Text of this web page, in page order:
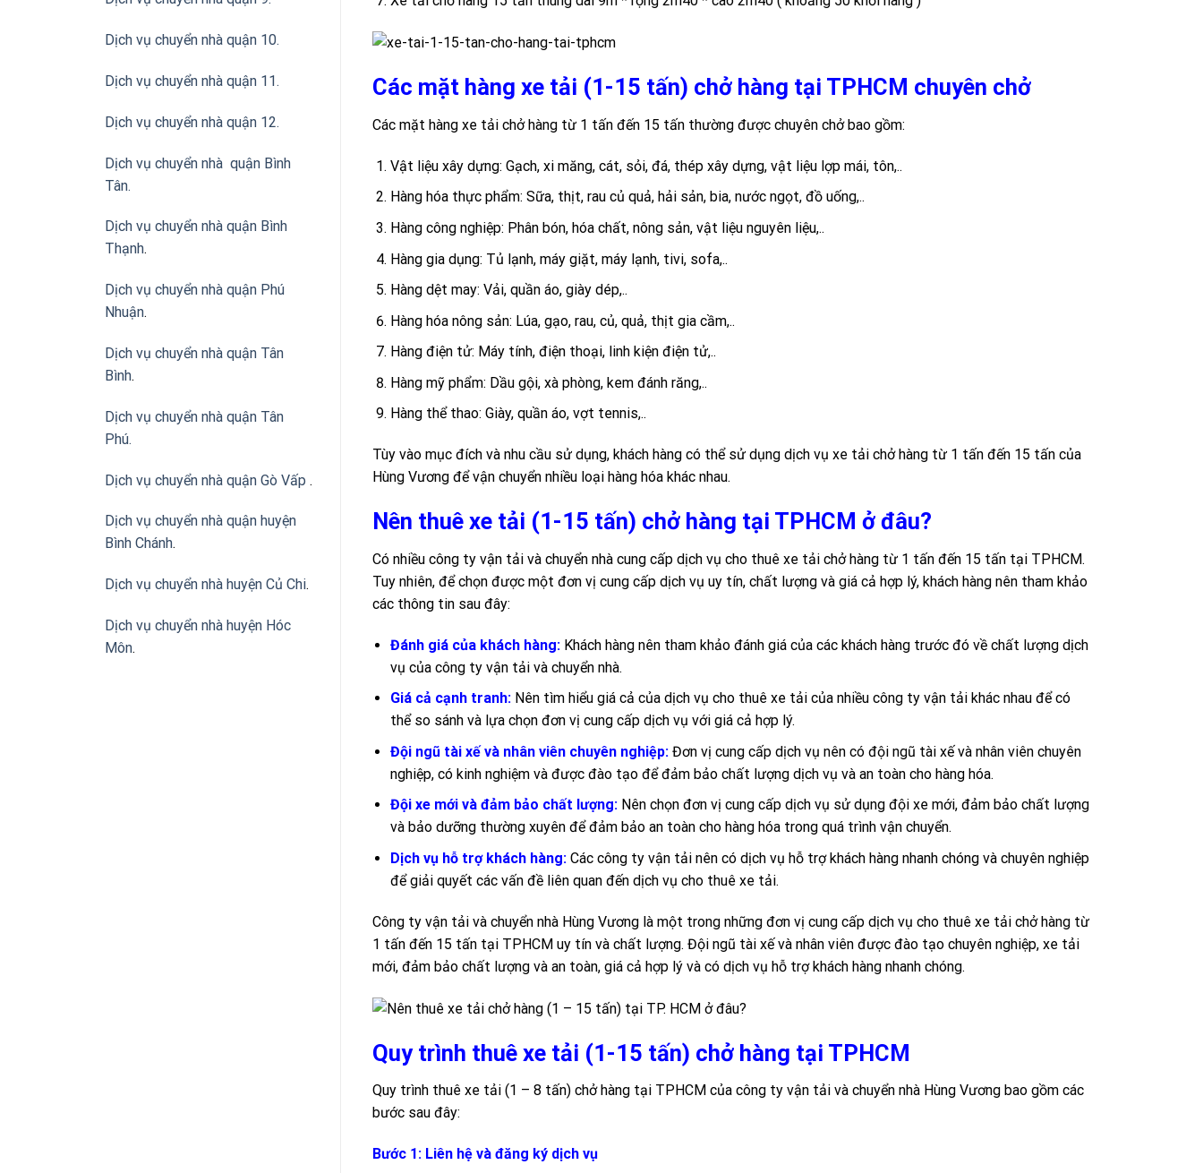
Dịch vụ chuyển nhà quận 10.
Dịch vụ chuyển nhà quận 11.
Dịch vụ chuyển nhà quận 12.
Dịch vụ chuyển nhà quận Bình
Tân.
Dịch vụ chuyển nhà quận Bình
Thạnh.
Dịch vụ chuyển nhà quận Phú
Nhuận.
Dịch vụ chuyển nhà quận Tân
Bình.
Dịch vụ chuyển nhà quận Tân
Phú.
Dịch vụ chuyển nhà quận Gò Vấp .
Dịch vụ chuyển nhà quận huyện
Bình Chánh.
Dịch vụ chuyển nhà huyện Củ Chi.
Dịch vụ chuyển nhà huyện Hóc
Môn.
Các mặt hàng xe tải (1-15 tấn) chở hàng tại TPHCM chuyên chở
Các mặt hàng xe tải chở hàng từ 1 tấn đến 15 tấn thường được chuyên chở bao gồm:
Vật liệu xây dựng: Gạch, xi măng, cát, sỏi, đá, thép xây dựng, vật liệu lợp mái, tôn,..
Hàng hóa thực phẩm: Sữa, thịt, rau củ quả, hải sản, bia, nước ngọt, đồ uống,..
Hàng công nghiệp: Phân bón, hóa chất, nông sản, vật liệu nguyên liệu,..
Hàng gia dụng: Tủ lạnh, máy giặt, máy lạnh, tivi, sofa,..
Hàng dệt may: Vải, quần áo, giày dép,..
Hàng hóa nông sản: Lúa, gạo, rau, củ, quả, thịt gia cầm,..
Hàng điện tử: Máy tính, điện thoại, linh kiện điện tử,..
Hàng mỹ phẩm: Dầu gội, xà phòng, kem đánh răng,..
Hàng thể thao: Giày, quần áo, vợt tennis,..
Tùy vào mục đích và nhu cầu sử dụng, khách hàng có thể sử dụng dịch vụ xe tải chở hàng từ 1 tấn đến 15 tấn của
Hùng Vương để vận chuyển nhiều loại hàng hóa khác nhau.
Nên thuê xe tải (1-15 tấn) chở hàng tại TPHCM ở đâu?
Có nhiều công ty vận tải và chuyển nhà cung cấp dịch vụ cho thuê xe tải chở hàng từ 1 tấn đến 15 tấn tại TPHCM.
Tuy nhiên, để chọn được một đơn vị cung cấp dịch vụ uy tín, chất lượng và giá cả hợp lý, khách hàng nên tham khảo
các thông tin sau đây:
Đánh giá của khách hàng: Khách hàng nên tham khảo đánh giá của các khách hàng trước đó về chất lượng dịch
vụ của công ty vận tải và chuyển nhà.
Giá cả cạnh tranh: Nên tìm hiểu giá cả của dịch vụ cho thuê xe tải của nhiều công ty vận tải khác nhau để có
thể so sánh và lựa chọn đơn vị cung cấp dịch vụ với giá cả hợp lý.
Đội ngũ tài xế và nhân viên chuyên nghiệp: Đơn vị cung cấp dịch vụ nên có đội ngũ tài xế và nhân viên chuyên
nghiệp, có kinh nghiệm và được đào tạo để đảm bảo chất lượng dịch vụ và an toàn cho hàng hóa.
Đội xe mới và đảm bảo chất lượng: Nên chọn đơn vị cung cấp dịch vụ sử dụng đội xe mới, đảm bảo chất lượng
và bảo dưỡng thường xuyên để đảm bảo an toàn cho hàng hóa trong quá trình vận chuyển.
Dịch vụ hỗ trợ khách hàng: Các công ty vận tải nên có dịch vụ hỗ trợ khách hàng nhanh chóng và chuyên nghiệp
để giải quyết các vấn đề liên quan đến dịch vụ cho thuê xe tải.
Công ty vận tải và chuyển nhà Hùng Vương là một trong những đơn vị cung cấp dịch vụ cho thuê xe tải chở hàng từ
1 tấn đến 15 tấn tại TPHCM uy tín và chất lượng. Đội ngũ tài xế và nhân viên được đào tạo chuyên nghiệp, xe tải
mới, đảm bảo chất lượng và an toàn, giá cả hợp lý và có dịch vụ hỗ trợ khách hàng nhanh chóng.
Quy trình thuê xe tải (1-15 tấn) chở hàng tại TPHCM
Quy trình thuê xe tải (1 – 8 tấn) chở hàng tại TPHCM của công ty vận tải và chuyển nhà Hùng Vương bao gồm các
bước sau đây:
Bước 1: Liên hệ và đăng ký dịch vụ